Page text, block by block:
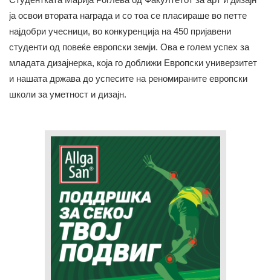
ја освои втората награда и со тоа се пласираше во петте
најдобри учесници, во конкуренција на 450 пријавени
студенти од повеќе европски земји. Ова е голем успех за
младата дизајнерка, која го доближи Европски универзитет
и нашата држава до успесите на реномираните европски
школи за уметност и дизајн.